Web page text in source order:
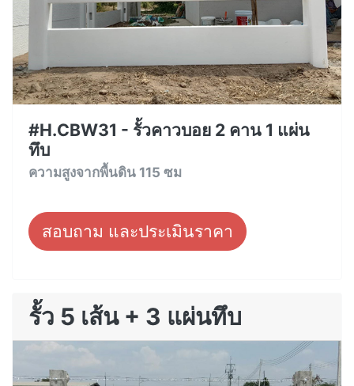
#H.CBW31 - รั้วคาวบอย 2 คาน 1 แผ่น
ทึบ
ความสูงจากพื้นดิน 115 ซม
สอบถาม และประเมินราคา
รั้ว 5 เส้น + 3 แผ่นทึบ